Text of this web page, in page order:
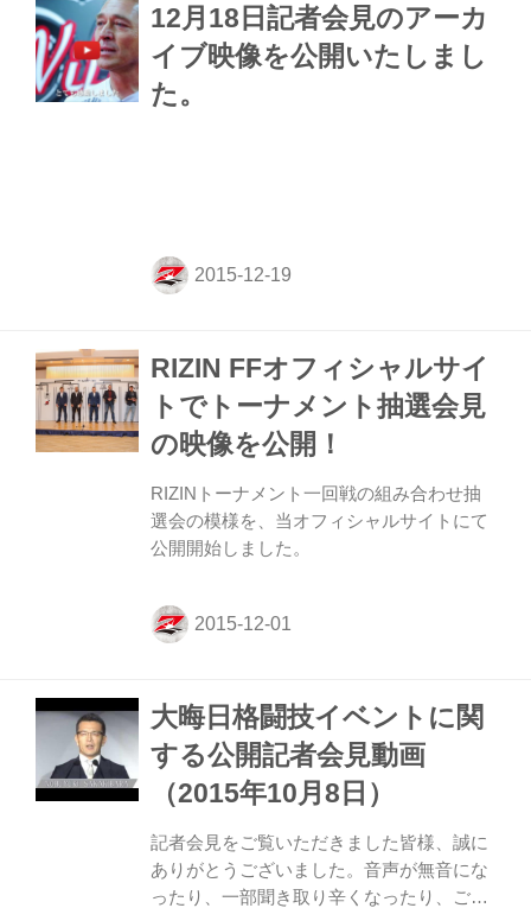
12月18日記者会見のアーカ
イブ映像を公開いたしまし
た。
RIZIN FFオフィシャルサイ
トでトーナメント抽選会見
の映像を公開！
RIZINトーナメント一回戦の組み合わせ抽
選会の模様を、当オフィシャルサイトにて
公開開始しました。
大晦日格闘技イベントに関
する公開記者会見動画
（2015年10月8日）
記者会見をご覧いただきました皆様、誠に
ありがとうございました。音声が無音にな
ったり、一部聞き取り辛くなったり、ご視